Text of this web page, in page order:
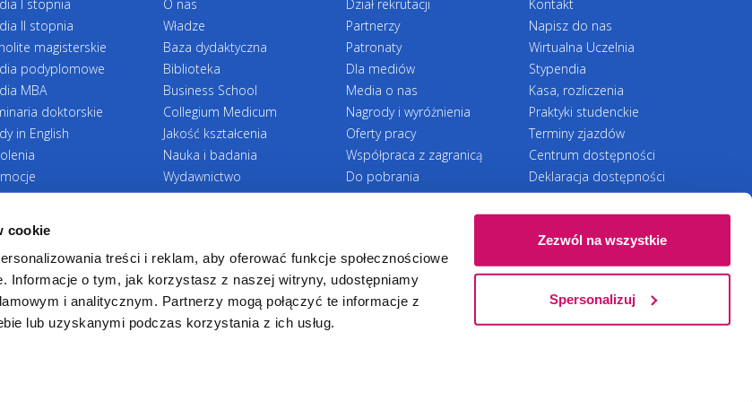
cookie
treści i reklam, aby oferować funkcje społecznościowe
Informacje o tym, jak korzystasz z naszej witryny, udostępniamy
i analitycznym. Partnerzy mogą połączyć te informacje z
lub uzyskanymi podczas korzystania z ich usług.
Zezwól na wszystkie
Spersonalizuj
„Logistyka i spedycja dla nauczycieli”. W pracy zawodowej
oprócz prowadzenia zajęć dydaktycznych posiada
doświadczenie praktyczne i doradcze w zakresie
usprawniania procesów magazynowych.
I stopnia
II stopnia
magisterskie
podyplomowe
MBA
doktorskie
in English
rekrutacji
O nas
Władze
Baza dydaktyczna
Biblioteka
Business School
Collegium Medicum
Jakość kształcenia
Nauka i badania
Wydawnictwo
Zrównoważony rozwój
Dział rekrutacji
Partnerzy
Patronaty
Dla mediów
Media o nas
Nagrody i wyróżnienia
Oferty pracy
Współpraca z zagranicą
Do pobrania
Kontakt
Napisz do nas
Wirtualna Uczelnia
Stypendia
Kasa, rozliczenia
Praktyki studenckie
Terminy zjazdów
Centrum dostępności
Deklaracja dostępności
RODO
Ⓒ 2026 Akademia WSBWSB University